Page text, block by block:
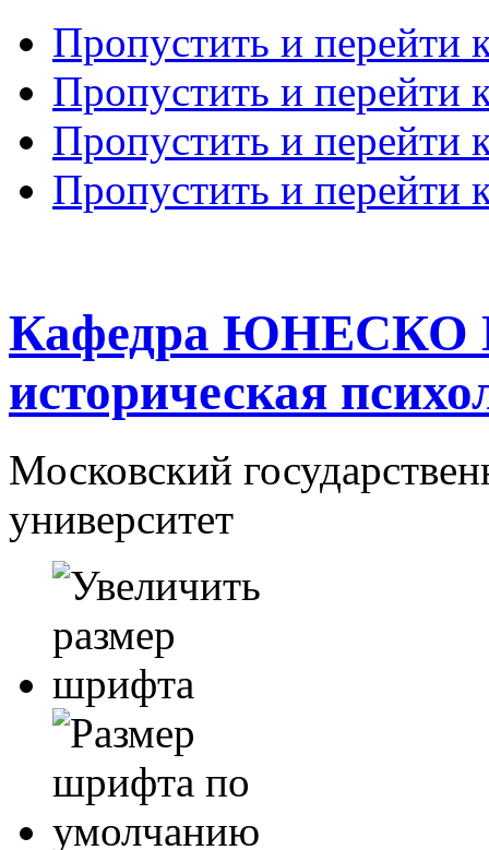
Пропустить и перейти
Пропустить и перейти
Пропустить и перейти
Пропустить и перейти
Кафедра ЮНЕСКО
историческая
Московский
университет